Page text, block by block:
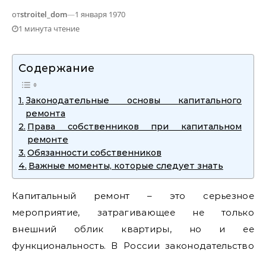
отstroitel_dom—1 января 1970
1 минута чтение
Содержание
Законодательные основы капитального
ремонта
Права собственников при капитальном
ремонте
Обязанности собственников
Важные моменты, которые следует знать
Капитальный ремонт – это серьезное
мероприятие, затрагивающее не только
внешний облик квартиры, но и ее
функциональность. В России законодательство